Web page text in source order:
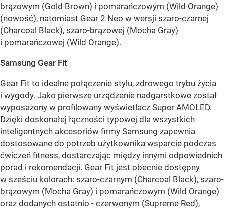
brązowym (Gold Brown) i pomarańczowym (Wild Orange)
(nowość), natomiast Gear 2 Neo w wersji szaro-czarnej
(Charcoal Black), szaro-brązowej (Mocha Gray)
i pomarańczowej (Wild Orange).
Samsung Gear Fit
Gear Fit to idealne połączenie stylu, zdrowego trybu życia
i wygody. Jako pierwsze urządzenie nadgarstkowe został
wyposażony w profilowany wyświetlacz Super AMOLED.
Dzięki doskonałej łączności typowej dla wszystkich
inteligentnych akcesoriów firmy Samsung zapewnia
dostosowane do potrzeb użytkownika wsparcie podczas
ćwiczeń fitness, dostarczając między innymi odpowiednich
porad i rekomendacji. Gear Fit jest obecnie dostępny
w sześciu kolorach: szaro-czarnym (Charcoal Black), szaro-
brązowym (Mocha Gray) i pomarańczowym (Wild Orange)
oraz dodanych ostatnio - czerwonym (Supreme Red),